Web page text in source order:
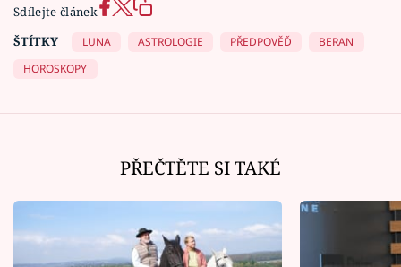
Sdílejte článek
ŠTÍTKY
LUNA ASTROLOGIE PŘEDPOVĚĎ
BERAN
HOROSKOPY
PŘEČTĚTE SI TAKÉ